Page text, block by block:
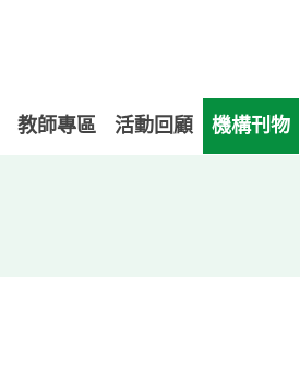
教師專區 活動回顧 機構刊物